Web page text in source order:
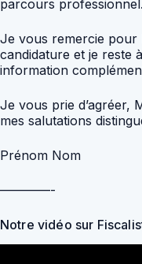
parcours professionnel.
Je vous remercie pour
candidature et je reste
information
Je vous prie d’agréer,
mes salutations
Prénom Nom
————-
Notre vidéo sur